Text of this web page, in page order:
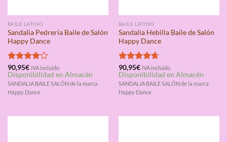
BAILE LATINO
Sandalia Pedrería Baile de Salón
Happy Dance
Valorado
con4.00
de 5
90,95€ IVA incluido
Disponibilidad en Almacén
SANDALIA BAILE SALÓN de la marca
Happy Dance
BAILE LATINO
Sandalia Hebilla Baile de Salón
Happy Dance
Valorado
con4.67
de 5
90,95€ IVA incluido
Disponibilidad en Almacén
SANDALIA BAILE SALÓN de la marca
Happy Dance